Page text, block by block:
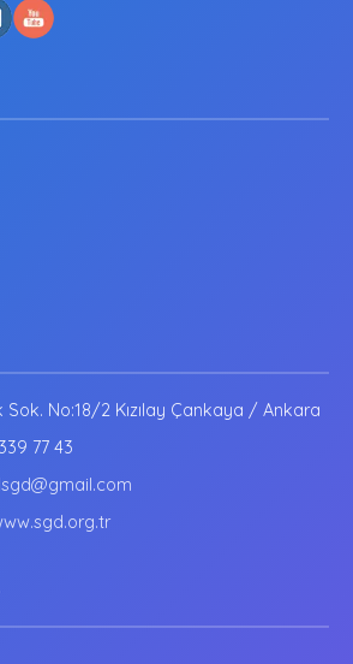
Sok. No:18/2 Kızılay Çankaya / Ankara
77 43